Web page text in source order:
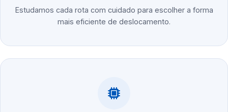
Estudamos cada rota com cuidado para escolher a forma
mais eficiente de deslocamento.